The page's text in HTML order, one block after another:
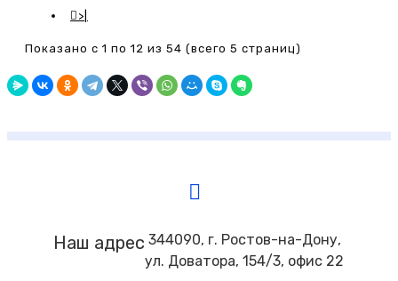
>|
Показано с 1 по 12 из 54 (всего 5 страниц)
Наш адрес 344090, г. Ростов-на-Дону,
ул. Доватора, 154/3, офис 22